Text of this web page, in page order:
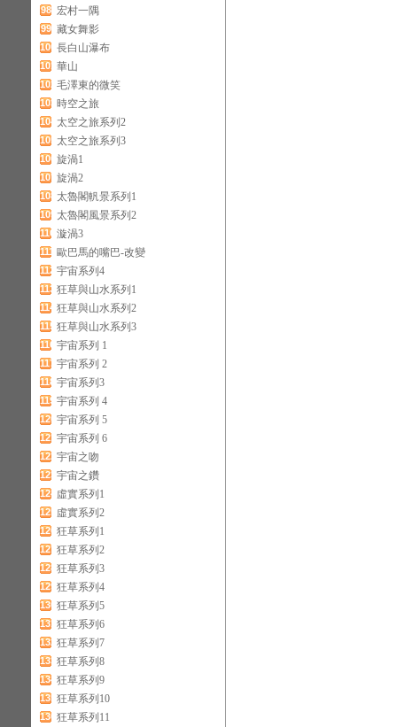
98 宏村一隅
99 藏女舞影
100 長白山瀑布
101 華山
102 毛澤東的微笑
103 時空之旅
104 太空之旅系列2
105 太空之旅系列3
106 旋渦1
107 旋渦2
108 太魯閣軓景系列1
109 太魯閣風景系列2
110 漩渦3
111 歐巴馬的嘴巴-改變
112 宇宙系列4
113 狂草與山水系列1
114 狂草與山水系列2
115 狂草與山水系列3
116 宇宙系列 1
117 宇宙系列 2
118 宇宙系列3
119 宇宙系列 4
120 宇宙系列 5
121 宇宙系列 6
122 宇宙之吻
123 宇宙之鑽
124 虛實系列1
125 虛實系列2
126 狂草系列1
127 狂草系列2
128 狂草系列3
129 狂草系列4
130 狂草系列5
131 狂草系列6
132 狂草系列7
133 狂草系列8
134 狂草系列9
135 狂草系列10
136 狂草系列11